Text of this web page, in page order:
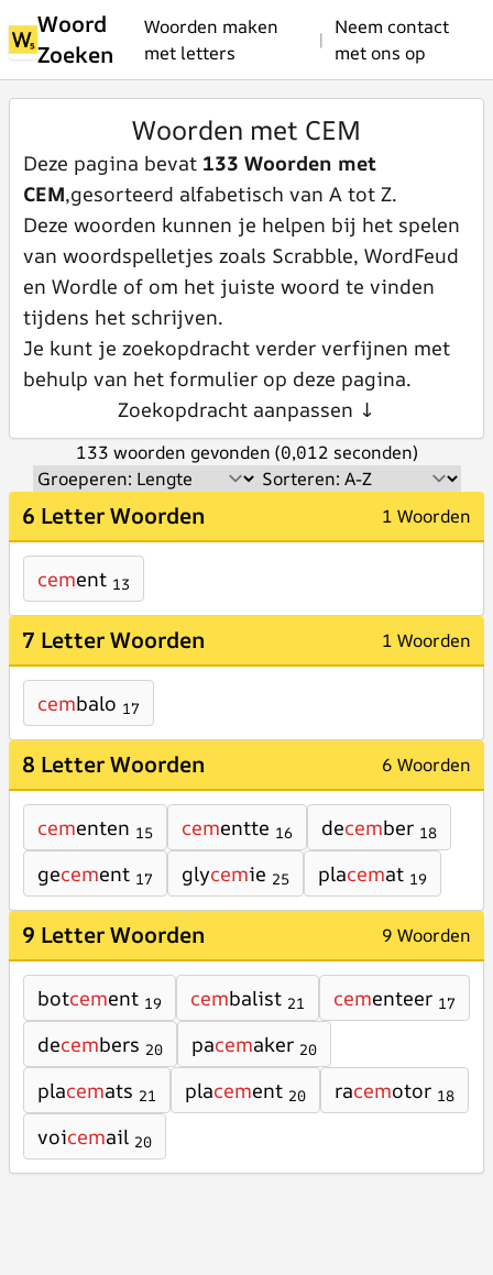
Woord
Zoeken
Woorden maken
met letters
|
Neem contact
met ons op
Woorden met CEM
Deze pagina bevat 133 Woorden met
CEM,gesorteerd alfabetisch van A tot Z.
Deze woorden kunnen je helpen bij het spelen
van woordspelletjes zoals Scrabble, WordFeud
en Wordle of om het juiste woord te vinden
tijdens het schrijven.
Je kunt je zoekopdracht verder verfijnen met
behulp van het formulier op deze pagina.
Zoekopdracht aanpassen ↓
133 woorden gevonden (0,012 seconden)
6 Letter Woorden 1 Woorden
cement 13
7 Letter Woorden 1 Woorden
cembalo 17
8 Letter Woorden 6 Woorden
cementen 15 cementte 16 december 18
gecement 17 glycemie 25 placemat 19
9 Letter Woorden 9 Woorden
botcement 19 cembalist 21 cementeer 17
decembers 20 pacemaker 20
placemats 21 placement 20 racemotor 18
voicemail 20